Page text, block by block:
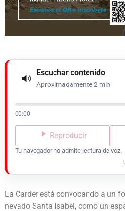
Escuchar contenido
Aproximadamente 2 min
00:00
Reproducir
Tu navegador no admite lectura de voz.
La Carder está convocando a un
nevado Santa Isabel, como un